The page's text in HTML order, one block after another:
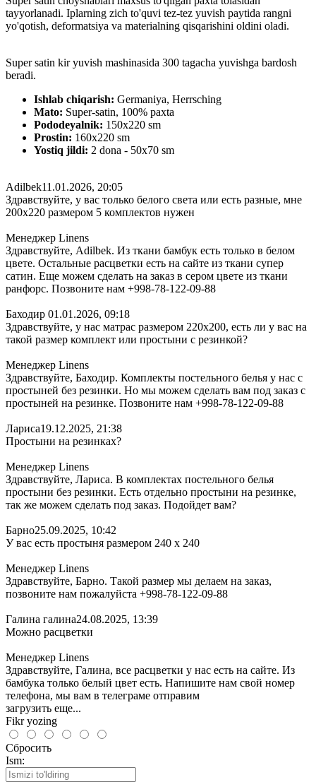
tayyorlanadi. Iplarning zich to'quvi tez-tez yuvish paytida rangni
yo'qotish, deformatsiya va materialning qisqarishini oldini oladi.
Super satin kir yuvish mashinasida 300 tagacha yuvishga bardosh
beradi.
Ishlab chiqarish: Germaniya, Herrsching
Mato: Super-satin, 100% paxta
Pododeyalnik: 150х220 sm
Prostin: 160х220 sm
Yostiq jildi: 2 dona - 50x70 sm
Adilbek11.01.2026, 20:05
Здравствуйте, у вас только белого света или есть разные, мне
200х220 размером 5 комплектов нужен
Менеджер Linens
Здравствуйте, Adilbek. Из ткани бамбук есть только в белом
цвете. Остальные расцветки есть на сайте из ткани супер
сатин. Еще можем сделать на заказ в сером цвете из ткани
ранфорс. Позвоните нам +998-78-122-09-88
Баходир 01.01.2026, 09:18
Здравствуйте, у нас матрас размером 220х200, есть ли у вас на
такой размер комплект или простыни с резинкой?
Менеджер Linens
Здравствуйте, Баходир. Комплекты постельного белья у нас с
простыней без резинки. Но мы можем сделать вам под заказ с
простыней на резинке. Позвоните нам +998-78-122-09-88
Лариса19.12.2025, 21:38
Простыни на резинках?
Менеджер Linens
Здравствуйте, Лариса. В комплектах постельного белья
простыни без резинки. Есть отдельно простыни на резинке,
так же можем сделать под заказ. Подойдет вам?
Барно25.09.2025, 10:42
У вас есть простыня размером 240 х 240
Менеджер Linens
Здравствуйте, Барно. Такой размер мы делаем на заказ,
позвоните нам пожалуйста +998-78-122-09-88
Галина галина24.08.2025, 13:39
Можно расцветки
Менеджер Linens
Здравствуйте, Галина, все расцветки у нас есть на сайте. Из
бамбука только белый цвет есть. Напишите нам свой номер
телефона, мы вам в телеграме отправим
загрузить еще...
Fikr yozing
Сбросить
Ism: